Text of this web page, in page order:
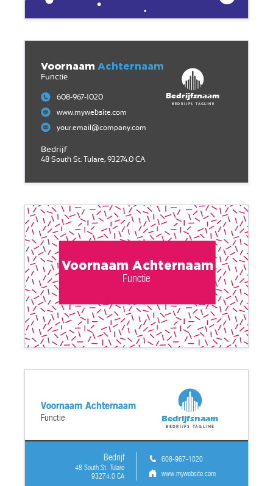
48 South St. Tulare, 93274.0 CA
www.mywebsite.com
your.email@company.com
608-967-1020
Bedrijf
Functie
VoornaamAchternaam
Bedrijfsnaam
Bedrijfs tagline
Functie
Voornaam Achternaam
48 South St. Tulare
93274.0 CA
608-967-1020
www.mywebsite.com
Functie
Bedrijf
Voornaam Achternaam
Bedrijfsnaam
Bedrijfs tagline